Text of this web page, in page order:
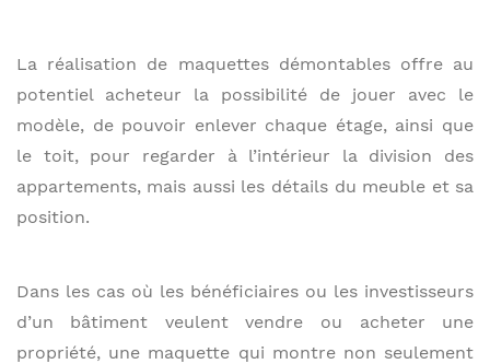
La réalisation de maquettes démontables offre au
potentiel acheteur la possibilité de jouer avec le
modèle, de pouvoir enlever chaque étage, ainsi que
le toit, pour regarder à l’intérieur la division des
appartements, mais aussi les détails du meuble et sa
position.
Dans les cas où les bénéficiaires ou les investisseurs
d’un bâtiment veulent vendre ou acheter une
propriété, une maquette qui montre non seulement